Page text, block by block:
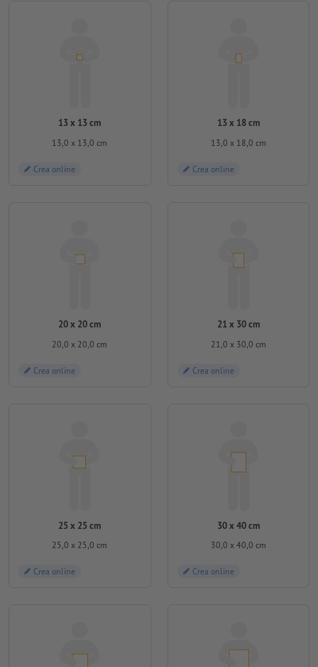
13 x 13 cm
13,0 x 13,0 cm
Crea online
13 x 18 cm
13,0 x 18,0 cm
Crea online
20 x 20 cm
20,0 x 20,0 cm
Crea online
21 x 30 cm
21,0 x 30,0 cm
Crea online
25 x 25 cm
25,0 x 25,0 cm
Crea online
30 x 40 cm
30,0 x 40,0 cm
Crea online